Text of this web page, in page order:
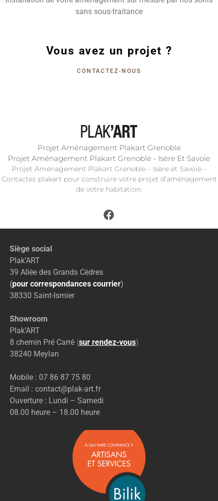
sans sous-traitance
Vous avez un projet ?
CONTACTEZ-NOUS
Projet Aménagement Plakart Grenoble
Projet Aménagement Plakart Grenoble - Isère Et Savoie
Projet Aménagement Plakart Grenoble – Isère et Savoie –
Contactez plakart pour construire votre projet d’aménagement
de votre habitation.
Siège social
Plak’ART
39 Allée des Grands Cèdres
(pour correspondances courrier)
38330 Saint-Ismier
Showroom
Plak’ART
8 chemin Pré Carré (sur rendez-vous)
38240 Meylan
Mobile : 07 86 87 75 80
Email : contact@plak-art.fr
Ouverture : Lundi – Samedi
08.00 heure – 18.00 heure